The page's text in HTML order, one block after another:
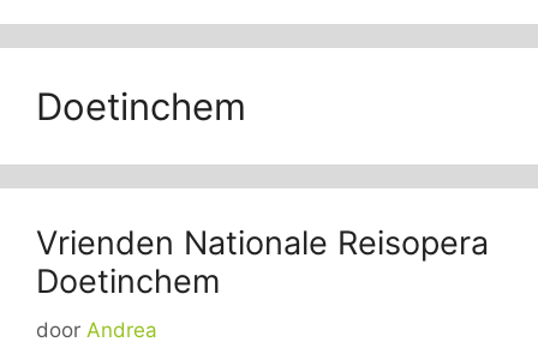
Doetinchem
Vrienden Nationale Reisopera
Doetinchem
door Andrea